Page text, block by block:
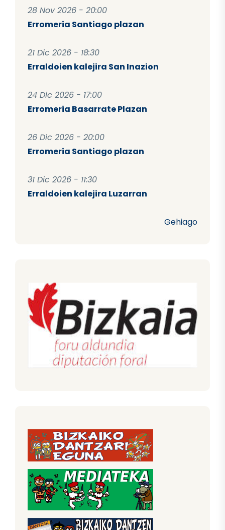
28 Nov 2026 - 20:00
Erromeria Santiago plazan
21 Dic 2026 - 18:30
Erraldoien kalejira San Inazion
24 Dic 2026 - 17:00
Erromeria Basarrate Plazan
26 Dic 2026 - 20:00
Erromeria Santiago plazan
31 Dic 2026 - 11:30
Erraldoien kalejira Luzarran
Gehiago